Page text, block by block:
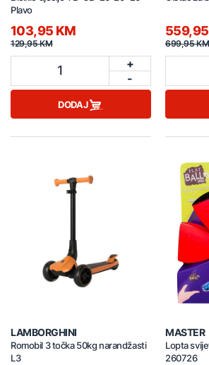
Plavo
103,95 KM
129,95 KM
1
+
-
DODAJ
699,95 KM
LAMBORGHINI
Romobil 3 točka 50kg narandžasti
L3
MASTER
Lopta
260726